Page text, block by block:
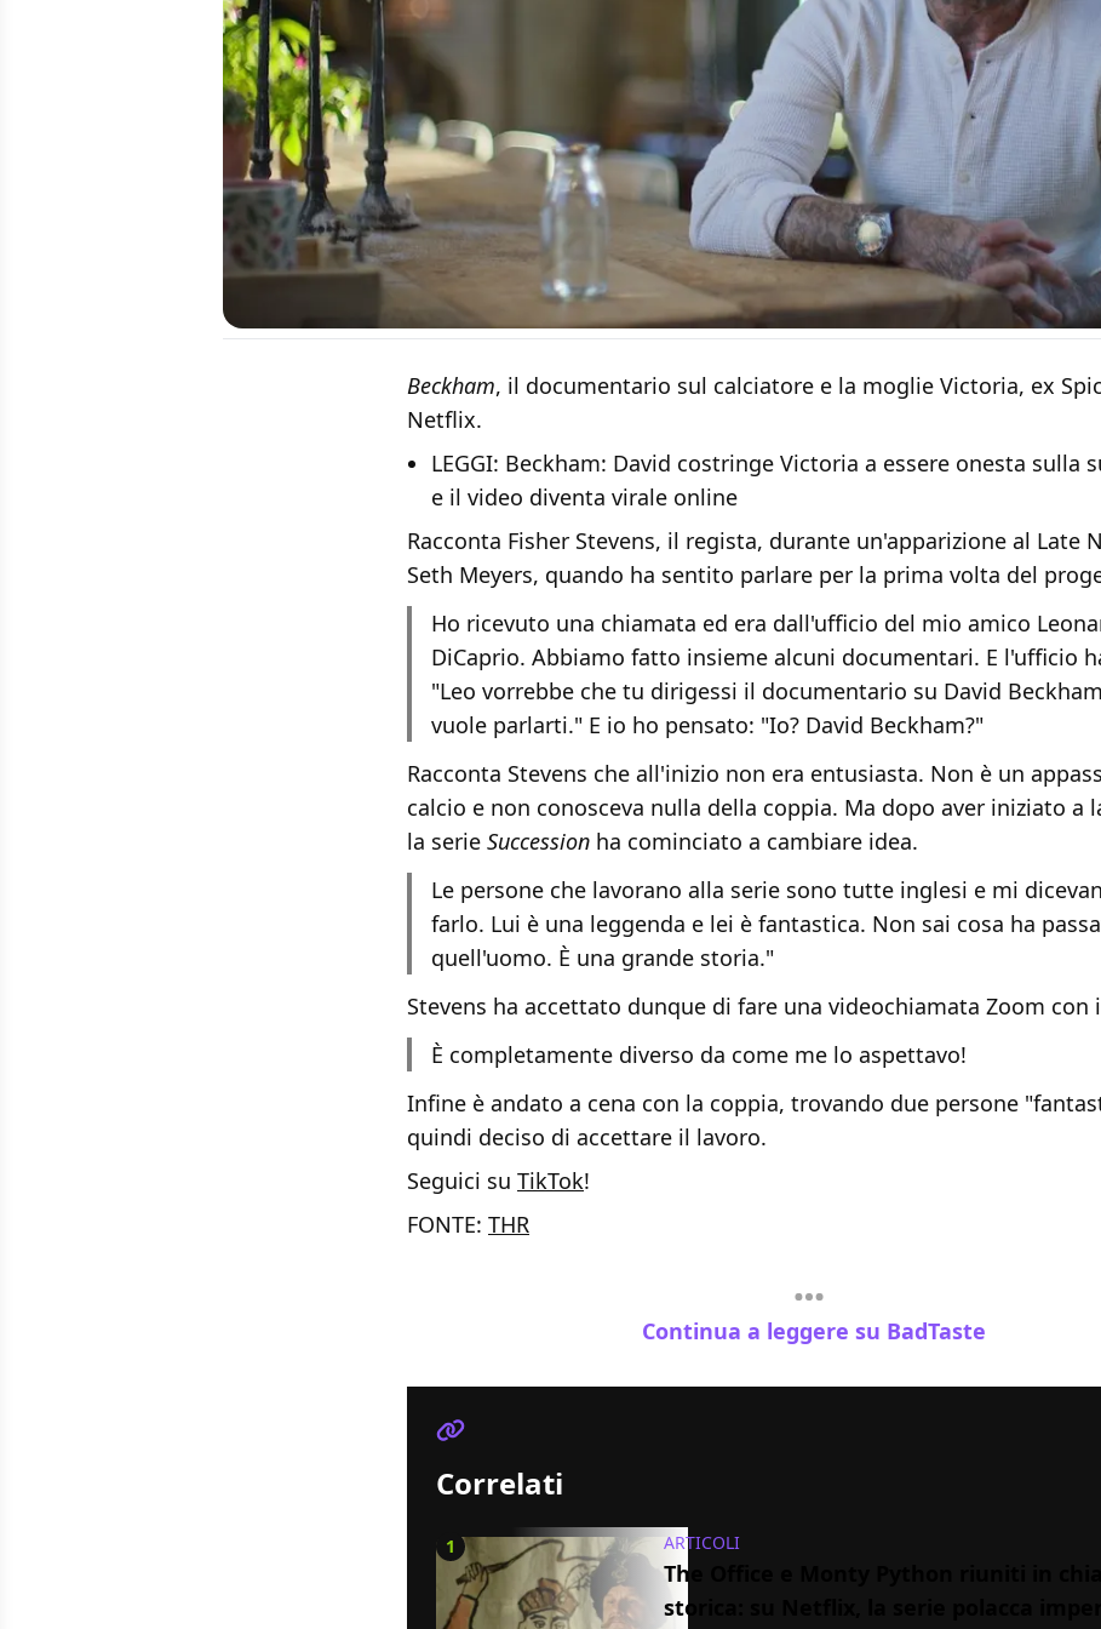
Beckham, il documentario sul calciatore e la moglie Victoria, ex
Netflix.
LEGGI: Beckham: David costringe Victoria a essere onesta sulla
e il video diventa virale online
Racconta Fisher Stevens, il regista, durante un'apparizione al Late
Seth Meyers, quando ha sentito parlare per la prima volta del
Ho ricevuto una chiamata ed era dall'ufficio del mio amico
DiCaprio. Abbiamo fatto insieme alcuni documentari. E l'ufficio
"Leo vorrebbe che tu dirigessi il documentario su David
vuole parlarti." E io ho pensato: "Io? David Beckham?"
Racconta Stevens che all'inizio non era entusiasta. Non è un
calcio e non conosceva nulla della coppia. Ma dopo aver iniziato a
la serie Succession ha cominciato a cambiare idea.
Le persone che lavorano alla serie sono tutte inglesi e mi
farlo. Lui è una leggenda e lei è fantastica. Non sai cosa ha
quell'uomo. È una grande storia."
Stevens ha accettato dunque di fare una videochiamata Zoom con
È completamente diverso da come me lo aspettavo!
Infine è andato a cena con la coppia, trovando due persone
quindi deciso di accettare il lavoro.
Seguici su TikTok!
FONTE: THR
Continua a leggere su BadTaste
Correlati
1 ARTICOLI
The Office e Monty Python riuniti in
storica: su Netflix, la serie polacca